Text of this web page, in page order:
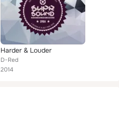
Harder & Louder
D-Red
2014